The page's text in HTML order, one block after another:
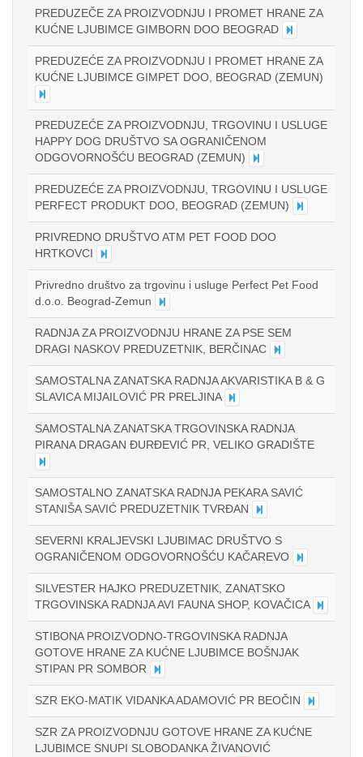
PREDUZEČE ZA PROIZVODNJU I PROMET HRANE ZA
KUĆNE LJUBIMCE GIMBORN DOO BEOGRAD
PREDUZEĆE ZA PROIZVODNJU I PROMET HRANE ZA
KUĆNE LJUBIMCE GIMPET DOO, BEOGRAD (ZEMUN)
PREDUZEĆE ZA PROIZVODNJU, TRGOVINU I USLUGE
HAPPY DOG DRUŠTVO SA OGRANIČENOM
ODGOVORNOŠĆU BEOGRAD (ZEMUN)
PREDUZEĆE ZA PROIZVODNJU, TRGOVINU I USLUGE
PERFECT PRODUKT DOO, BEOGRAD (ZEMUN)
PRIVREDNO DRUŠTVO ATM PET FOOD DOO
HRTKOVCI
Privredno društvo za trgovinu i usluge Perfect Pet Food
d.o.o. Beograd-Zemun
RADNJA ZA PROIZVODNJU HRANE ZA PSE SEM
DRAGI NASKOV PREDUZETNIK, BERČINAC
SAMOSTALNA ZANATSKA RADNJA AKVARISTIKA B & G
SLAVICA MIJAILOVIĆ PR PRELJINA
SAMOSTALNA ZANATSKA TRGOVINSKA RADNJA
PIRANA DRAGAN ĐURĐEVIĆ PR, VELIKO GRADIŠTE
SAMOSTALNO ZANATSKA RADNJA PEKARA SAVIĆ
STANIŠA SAVIĆ PREDUZETNIK TVRĐAN
SEVERNI KRALJEVSKI LJUBIMAC DRUŠTVO S
OGRANIČENOM ODGOVORNOŠĆU KAČAREVO
SILVESTER HAJKO PREDUZETNIK, ZANATSKO
TRGOVINSKA RADNJA AVI FAUNA SHOP, KOVAČICA
STIBONA PROIZVODNO-TRGOVINSKA RADNJA
GOTOVE HRANE ZA KUĆNE LJUBIMCE BOŠNJAK
STIPAN PR SOMBOR
SZR EKO-MATIK VIDANKA ADAMOVIĆ PR BEOČIN
SZR ZA PROIZVODNJU GOTOVE HRANE ZA KUĆNE
LJUBIMCE SNUPI SLOBODANKA ŽIVANOVIĆ